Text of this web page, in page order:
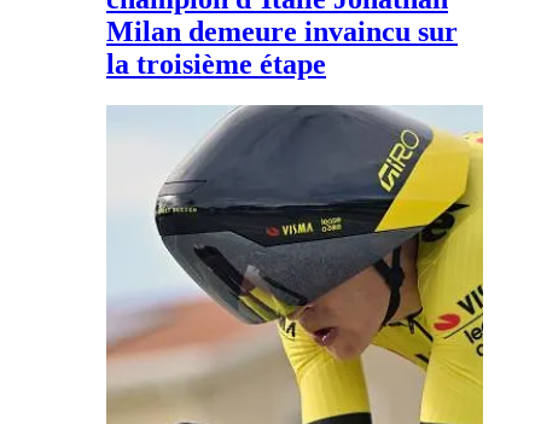
Milan demeure invaincu sur
la troisième étape